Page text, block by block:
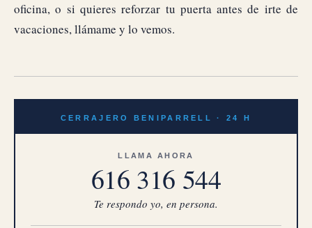
oficina, o si quieres reforzar tu puerta antes de irte de
vacaciones, llámame y lo vemos.
CERRAJERO BENIPARRELL · 24 H
LLAMA AHORA
616 316 544
Te respondo yo, en persona.